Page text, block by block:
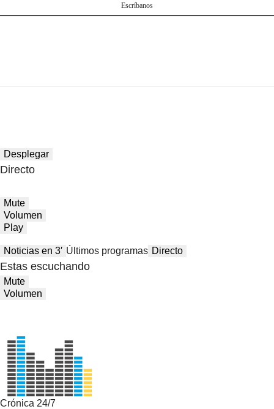
Escríbanos
Desplegar
Directo
Mute
Volumen
Play
Noticias en 3′ Últimos programas Directo
Estas escuchando
Mute
Volumen
Crónica 24/7